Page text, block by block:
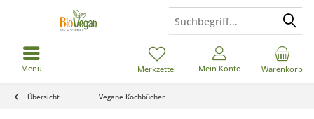
Warenkorb
Merkzettel Mein Konto
Menü
Übersicht Vegane Kochbücher